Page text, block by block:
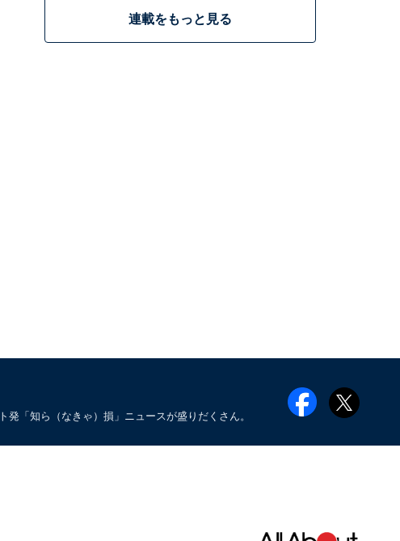
連載をもっと見る
「知ら（なきゃ）損」ニュースが盛りだくさん。